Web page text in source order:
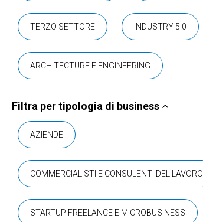
TERZO SETTORE INDUSTRY 5.0
ARCHITECTURE E ENGINEERING
Filtra per tipologia di business
AZIENDE
COMMERCIALISTI E CONSULENTI DEL LAVORO
STARTUP FREELANCE E MICROBUSINESS